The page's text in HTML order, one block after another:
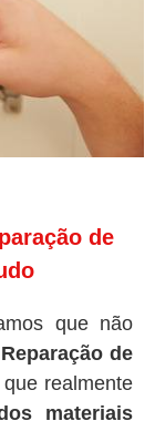
de
que não
Reparação de
realmente
materiais